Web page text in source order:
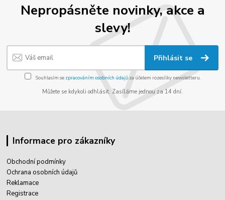
Nepropásněte novinky, akce a
slevy!
Přihlásit se
Souhlasím se zpracováním osobních údajůza účelem rozesílky newsletteru.
Můžete se kdykoli odhlásit. Zasíláme jednou za 14 dní.
Informace pro zákazníky
Obchodní podmínky
Ochrana osobních údajů
Reklamace
Registrace